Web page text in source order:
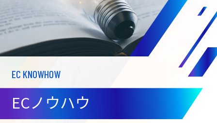
PRICE
料金
FEATURE
導入事例
USEFUL
お役立ち情報
EC KNOWHOW
ECノウハウ